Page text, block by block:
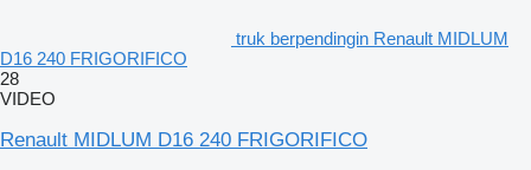
truk berpendingin Renault MIDLUM
D16 240 FRIGORIFICO
28
VIDEO
Renault MIDLUM D16 240 FRIGORIFICO